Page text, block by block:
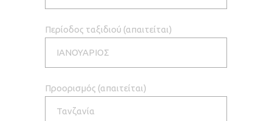
Περίοδος ταξιδιού (απαιτείται)
Προορισμός (απαιτείται)